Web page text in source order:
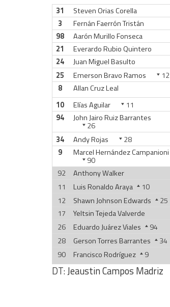
31
Steven Orias Corella
3
Fernán Faerrón Tristán
98
Aarón Murillo Fonseca
21
Everardo Rubio Quintero
24
Juan Miguel Basulto
25
Emerson Bravo Ramos
12
8
Allan Cruz Leal
10
Elías Aguilar
11
94
John Jairo Ruiz Barrantes
26
34
Andy Rojas
28
9
Marcel Hernández Campanioni
90
92
Anthony Walker
11
Luis Ronaldo Araya
10
12
Shawn Johnson Edwards
25
17
Yeltsin Tejeda Valverde
26
Eduardo Juárez Viales
94
28
Gerson Torres Barrantes
34
90
Francisco Rodríguez 9
DT:Jeaustin Campos Madriz